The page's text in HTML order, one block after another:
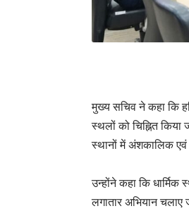
मुख्य सचिव ने कहा कि
स्थलों को चिह्नित
स्थानों में अंशकालिक एवं
उन्होंने कहा कि धार्मिक
लगातार अभियान चलाए